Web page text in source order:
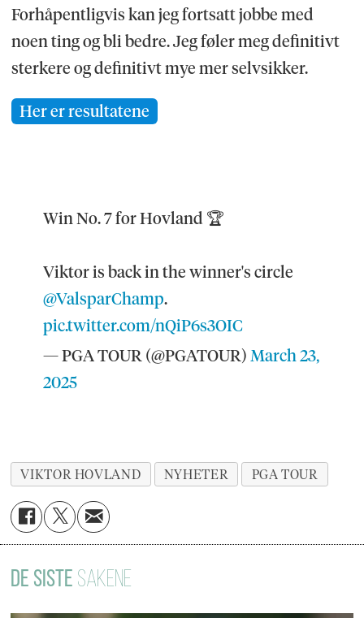
Forhåpentligvis kan jeg fortsatt jobbe med
noen ting og bli bedre. Jeg føler meg definitivt
sterkere og definitivt mye mer selvsikker.
Her er resultatene
Win No. 7 for Hovland 🏆
Viktor is back in the winner's circle
@ValsparChamp.
pic.twitter.com/nQiP6s3OIC
— PGA TOUR (@PGATOUR)March 23,
2025
VIKTOR HOVLAND NYHETER PGA TOUR
DE SISTE SAKENE